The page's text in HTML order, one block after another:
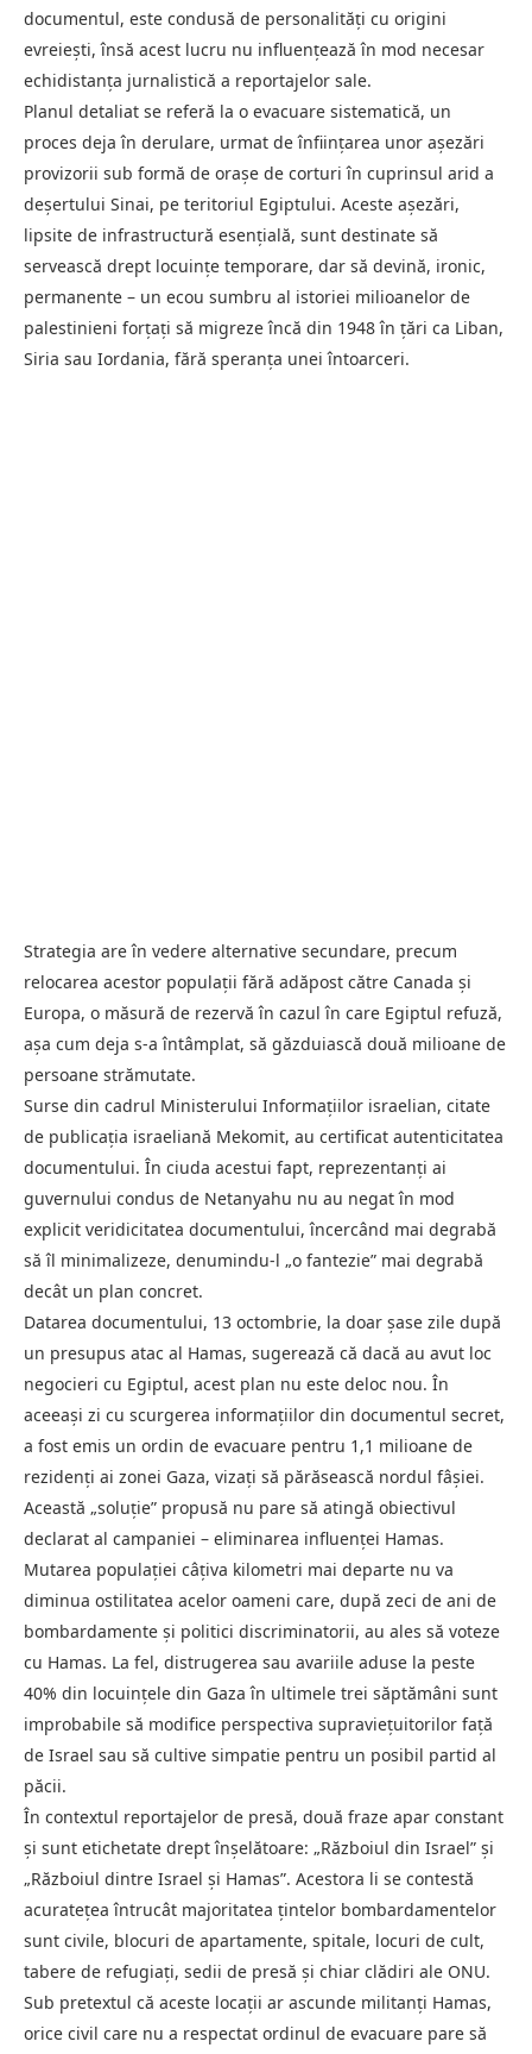
documentul, este condusă de personalități cu origini
evreiești, însă acest lucru nu influențează în mod necesar
echidistanța jurnalistică a reportajelor sale.
Planul detaliat se referă la o evacuare sistematică, un
proces deja în derulare, urmat de înființarea unor așezări
provizorii sub formă de orașe de corturi în cuprinsul arid a
deșertului Sinai, pe teritoriul Egiptului. Aceste așezări,
lipsite de infrastructură esențială, sunt destinate să
servească drept locuințe temporare, dar să devină, ironic,
permanente – un ecou sumbru al istoriei milioanelor de
palestinieni forțați să migreze încă din 1948 în țări ca Liban,
Siria sau Iordania, fără speranța unei întoarceri.
Strategia are în vedere alternative secundare, precum
relocarea acestor populații fără adăpost către Canada și
Europa, o măsură de rezervă în cazul în care Egiptul refuză,
așa cum deja s-a întâmplat, să găzduiască două milioane de
persoane strămutate.
Surse din cadrul Ministerului Informațiilor israelian, citate
de publicația israeliană Mekomit, au certificat autenticitatea
documentului. În ciuda acestui fapt, reprezentanți ai
guvernului condus de Netanyahu nu au negat în mod
explicit veridicitatea documentului, încercând mai degrabă
să îl minimalizeze, denumindu-l „o fantezie” mai degrabă
decât un plan concret.
Datarea documentului, 13 octombrie, la doar șase zile după
un presupus atac al Hamas, sugerează că dacă au avut loc
negocieri cu Egiptul, acest plan nu este deloc nou. În
aceeași zi cu scurgerea informațiilor din documentul secret,
a fost emis un ordin de evacuare pentru 1,1 milioane de
rezidenți ai zonei Gaza, vizați să părăsească nordul fâșiei.
Această „soluție” propusă nu pare să atingă obiectivul
declarat al campaniei – eliminarea influenței Hamas.
Mutarea populației câțiva kilometri mai departe nu va
diminua ostilitatea acelor oameni care, după zeci de ani de
bombardamente și politici discriminatorii, au ales să voteze
cu Hamas. La fel, distrugerea sau avariile aduse la peste
40% din locuințele din Gaza în ultimele trei săptămâni sunt
improbabile să modifice perspectiva supraviețuitorilor față
de Israel sau să cultive simpatie pentru un posibil partid al
păcii.
În contextul reportajelor de presă, două fraze apar constant
și sunt etichetate drept înșelătoare: „Războiul din Israel” și
„Războiul dintre Israel și Hamas”. Acestora li se contestă
acuratețea întrucât majoritatea țintelor bombardamentelor
sunt civile, blocuri de apartamente, spitale, locuri de cult,
tabere de refugiați, sedii de presă și chiar clădiri ale ONU.
Sub pretextul că aceste locații ar ascunde militanți Hamas,
orice civil care nu a respectat ordinul de evacuare pare să